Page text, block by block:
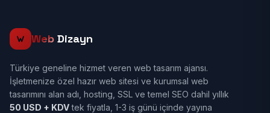
Web Dizayn
Türkiye geneline hizmet veren web tasarım ajansı.
İşletmenize özel hazır web sitesi ve kurumsal web
tasarımını alan adı, hosting, SSL ve temel SEO dahil yıllık
50 USD + KDVtek fiyatla, 1-3 iş günü içinde yayına